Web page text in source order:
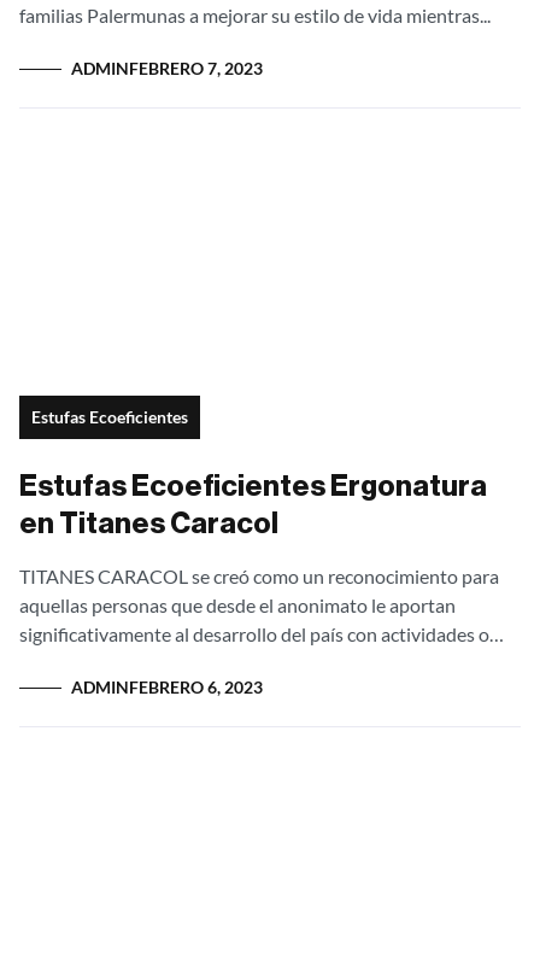
familias Palermunas a mejorar su estilo de vida mientras...
ADMINFEBRERO 7, 2023
Estufas Ecoeficientes
Estufas Ecoeficientes Ergonatura
en Titanes Caracol
TITANES CARACOL se creó como un reconocimiento para
aquellas personas que desde el anonimato le aportan
significativamente al desarrollo del país con actividades o
ADMINFEBRERO 6, 2023